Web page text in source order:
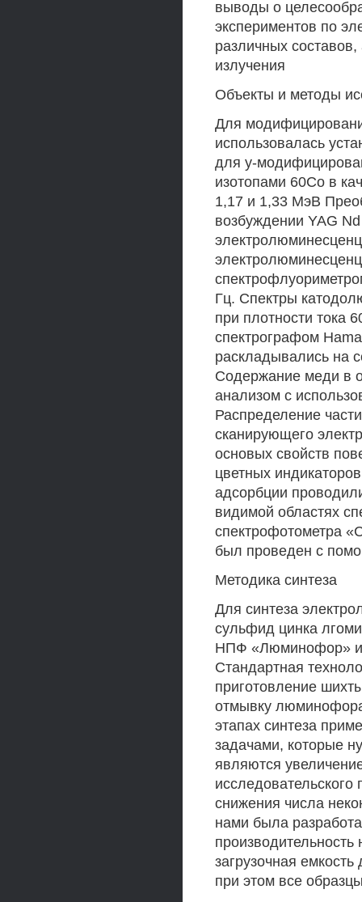
выводы о
экспериментов по
различных
излучения
Объекты и методы
Для
использовалась
для у-
изотопами 60Со в
1,17 и 1,33 МэВ
возбуждении YAG
Гц. Спектры
при плотности тока
спектрографом
раскладывались на
Содержание меди в
анализом с
Распределение
сканирующего
основых свойств
цветных
адсорбции
видимой областях
спектрофотометра
был проведен с
Методика синтеза
Для синтеза
сульфид цинка
НПФ «Люминофор» и
Стандартная
приготовление
отмывку
этапах синтеза
задачами, которые
являются
исследовательского
снижения числа
нами была
загрузочная
при этом все